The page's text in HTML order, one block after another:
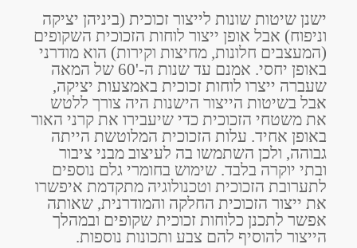
ישנן שיטות שונות לייצור זכוכית (ביניהן יציקה
וניפוח) אבל אופן ייצור לוחות הזכוכית השקופים
(המעצבים חלונות, מחיצות וקירות) הוא מודרני
באופן יחסי. אמנם עד שנות ה-'60 של המאה
שעברה ייצרו לוחות זכוכית באמצעות יציקה,
אבל בשיטות הייצור הישנות היה צורך ללטש
את משטחי הזכוכית כדי שיעבירו את קרני האור
באופן אחיד. עלות הזכוכית המלוטשת הייתה
גבוהה, ולכן השתמשו בה לעיצוב מבני ציבור
ובתי יוקרה בלבד. שימוש בחומרי גלם נוספים
לתערובת הזכוכית וטכנולוגיה מתקדמת איפשרו
את ייצור הזכוכית החלקה והמודרנית, שאותה
אפשר לתכנן כלוחות זכוכית שקופים ובמהלך
הייצור להוסיף להם צבע ותכונות נוספות.